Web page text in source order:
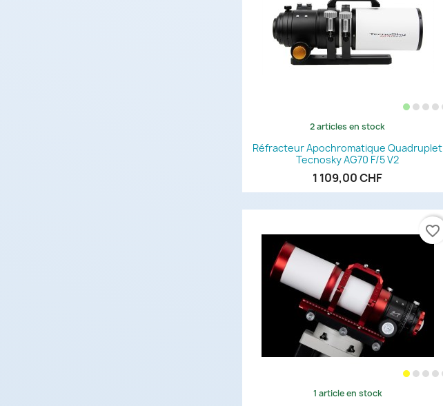
Aperçu rapide
2 articles en stock
Réfracteur Apochromatique Quadruplet
Tecnosky AG70 F/5 V2
1 109,00 CHF
Aperçu rapide
1 article en stock
favorite_border